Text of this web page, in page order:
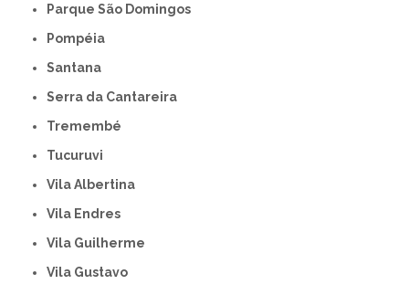
Parque São Domingos
Pompéia
Santana
Serra da Cantareira
Tremembé
Tucuruvi
Vila Albertina
Vila Endres
Vila Guilherme
Vila Gustavo